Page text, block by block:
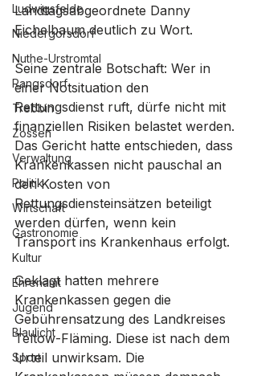
Ludwigsfelde
Niedergörsdorf
Nuthe-Urstromtal
Rangsdorf
Trebbin
Zossen
Verwaltung
Politik
Wirtschaft
Gastronomie
Kultur
Ehrenamt
Jugend
Blaulicht
Sport
Landtagsabgeordnete Danny
Eichelbaum deutlich zu Wort.
Seine zentrale Botschaft: Wer in
einer Notsituation den
Rettungsdienst ruft, dürfe nicht mit
finanziellen Risiken belastet werden.
Das Gericht hatte entschieden, dass
Krankenkassen nicht pauschal an
den Kosten von
Rettungsdiensteinsätzen beteiligt
werden dürfen, wenn kein
Transport ins Krankenhaus erfolgt.
Geklagt hatten mehrere
Krankenkassen gegen die
Gebührensatzung des Landkreises
Teltow-Fläming. Diese ist nach dem
Urteil unwirksam. Die